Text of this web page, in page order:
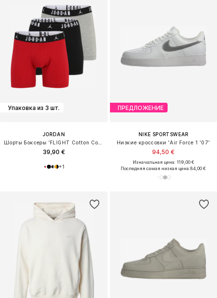
Упаковка из 3 шт.
JORDAN
Шорты Боксеры 'FLIGHT Cotton Core Boxer Briefs'
39,90 €
+1
ПРЕДЛОЖЕНИЕ
NIKE SPORTSWEAR
Низкие кроссовки 'Air Force 1 '07'
94,50 €
Изначальная цена: 119,00 €
Последняя самая низкая цена:84,00 €